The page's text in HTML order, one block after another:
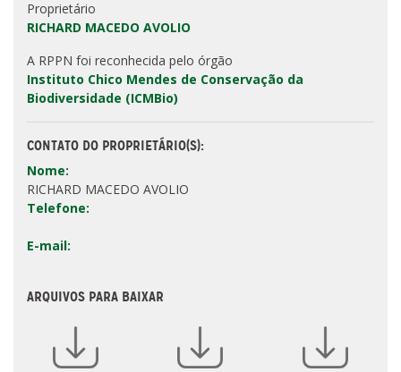
Proprietário
RICHARD MACEDO AVOLIO
A RPPN foi reconhecida pelo órgão
Instituto Chico Mendes de Conservação da
Biodiversidade (ICMBio)
CONTATO DO PROPRIETÁRIO(S):
Nome:
RICHARD MACEDO AVOLIO
Telefone:
E-mail:
ARQUIVOS PARA BAIXAR